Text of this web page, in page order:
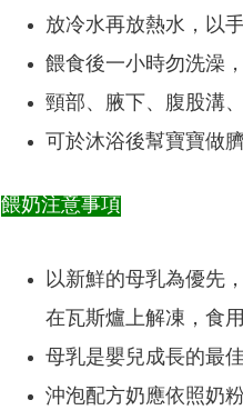
放冷水再放熱水，以
餵食後一小時勿洗澡
頸部、腋下、腹股溝
可於沐浴後幫寶寶做
餵奶注意事項
以新鮮的母乳為優先
在瓦斯爐上解凍，食
母乳是嬰兒成長的最
沖泡配方奶應依照奶